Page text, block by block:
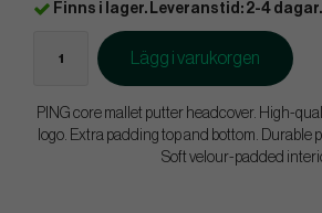
Finns i lager. Leveranstid: 2-4 dagar.
Lägg i varukorgen
PING core mallet putter headcover. High-
logo. Extra padding top and bottom. Durable
Soft velour-padded